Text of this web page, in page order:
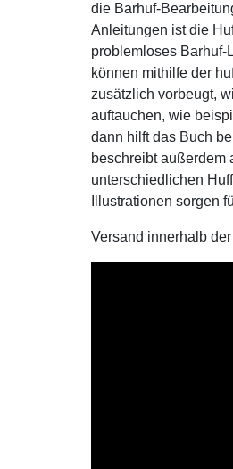
die Barhuf-
Anleitungen ist die
problemloses
können mithilfe der
zusätzlich vorbeugt,
auftauchen, wie
dann hilft das Buch
beschreibt außerdem
unterschiedlichen
Illustrationen sorgen
Versand innerhalb